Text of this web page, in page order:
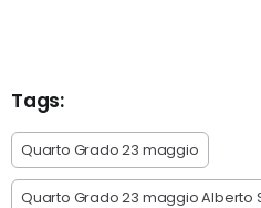
Tags:
Quarto Grado 23 maggio
Quarto Grado 23 maggio Alberto